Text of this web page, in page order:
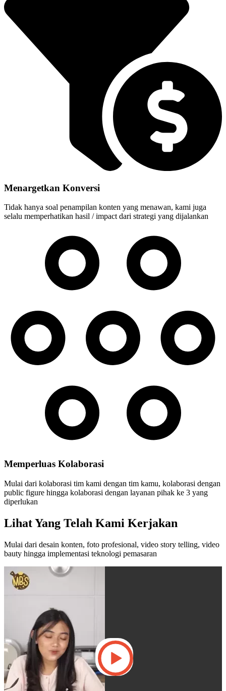
Menargetkan Konversi
Tidak hanya soal penampilan konten yang menawan, kami juga
selalu memperhatikan hasil / impact dari strategi yang dijalankan
Memperluas Kolaborasi
Mulai dari kolaborasi tim kami dengan tim kamu, kolaborasi dengan
public figure hingga kolaborasi dengan layanan pihak ke 3 yang
diperlukan
Lihat Yang Telah Kami Kerjakan
Mulai dari desain konten, foto profesional, video story telling, video
bauty hingga implementasi teknologi pemasaran